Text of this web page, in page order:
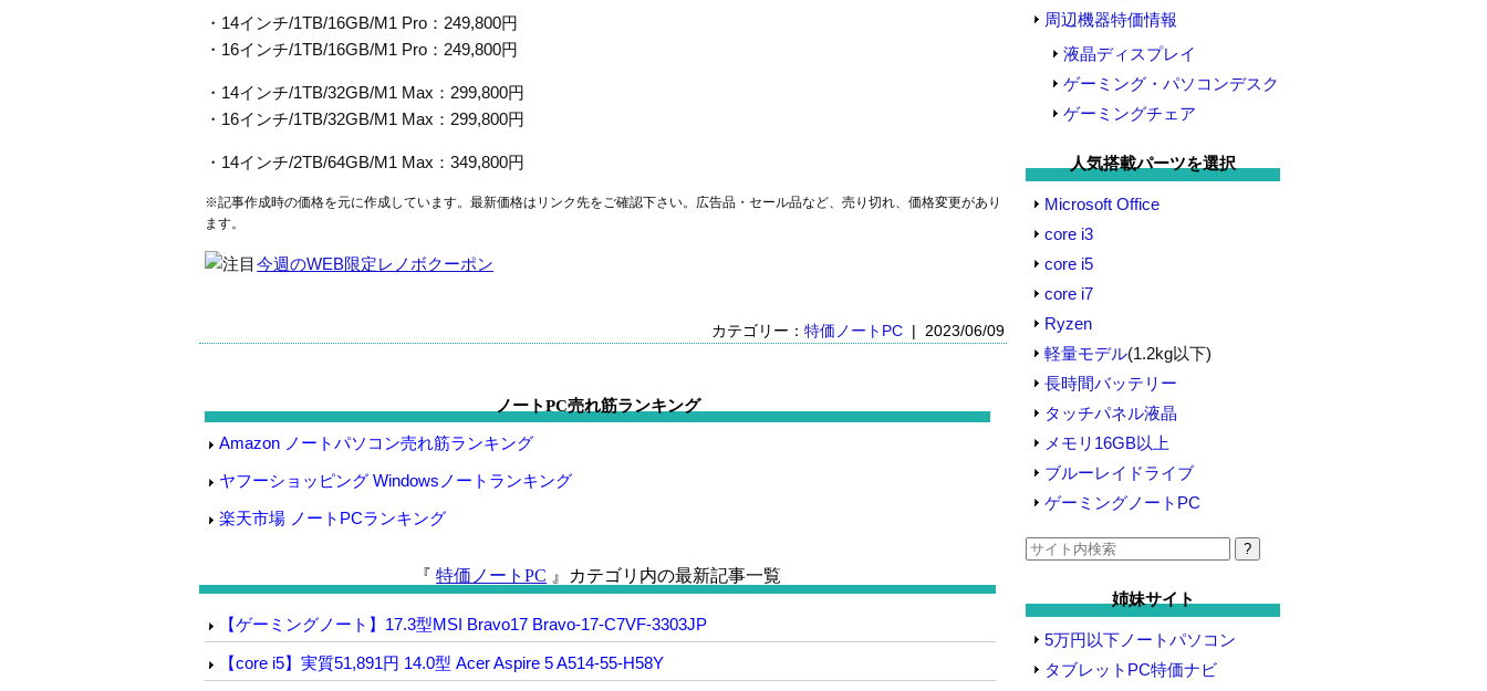
・14インチ/1TB/16GB/M1 Pro：249,800円
・16インチ/1TB/16GB/M1 Pro：249,800円
・14インチ/1TB/32GB/M1 Max：299,800円
・16インチ/1TB/32GB/M1 Max：299,800円
・14インチ/2TB/64GB/M1 Max：349,800円
※記事作成時の価格を元に作成しています。最新価格はリンク先をご確認下さい。広告品・セール品など、売り切れ、価格変更があり
ます。
今週のWEB限定レノボクーポン
カテゴリー：特価ノートPC | 2023/06/09
ノートPC売れ筋ランキング
Amazon ノートパソコン売れ筋ランキング
ヤフーショッピング Windowsノートランキング
楽天市場 ノートPCランキング
『特価ノートPC 』カテゴリ内の最新記事一覧
【ゲーミングノート】17.3型MSI Bravo17 Bravo-17-C7VF-3303JP
【core i5】実質51,891円 14.0型 Acer Aspire 5 A514-55-H58Y
周辺機器特価情報
液晶ディスプレイ
ゲーミング・パソコンデスク
ゲーミングチェア
人気搭載パーツを選択
Microsoft Office
core i3
core i5
core i7
Ryzen
軽量モデル(1.2kg以下)
長時間バッテリー
タッチパネル液晶
メモリ16GB以上
ブルーレイドライブ
ゲーミングノートPC
検
姉妹サイト
5万円以下ノートパソコン
タブレットPC特価ナビ